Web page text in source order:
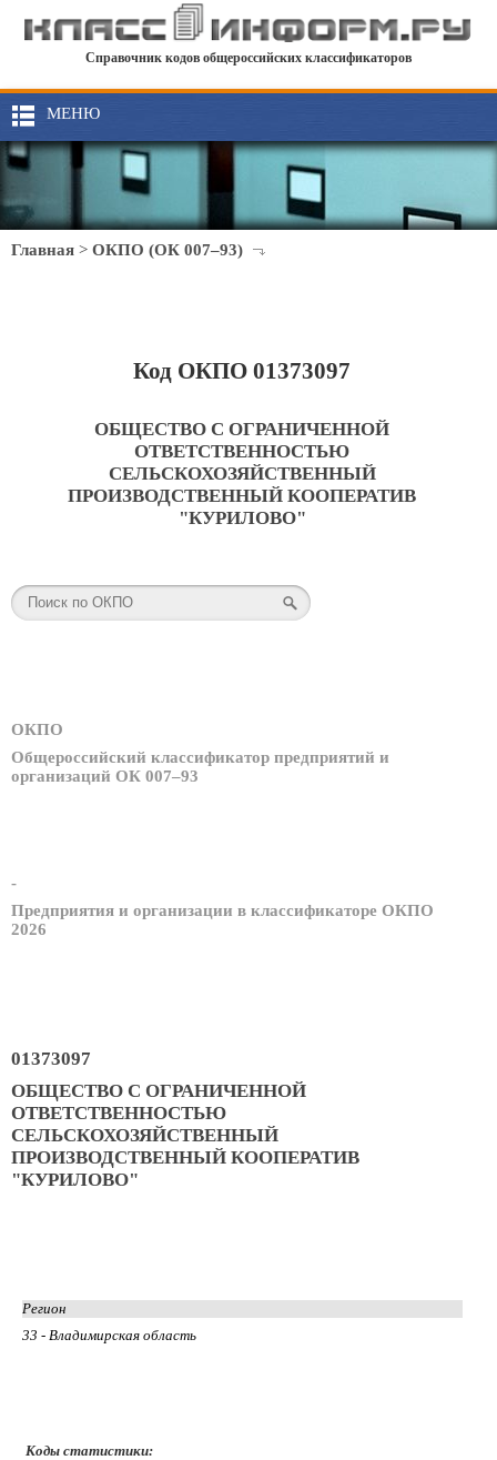
Справочник кодов общероссийских классификаторов
МЕНЮ
Главная > ОКПО (ОК 007–93)
Код ОКПО 01373097
ОБЩЕСТВО С ОГРАНИЧЕННОЙ
ОТВЕТСТВЕННОСТЬЮ
СЕЛЬСКОХОЗЯЙСТВЕННЫЙ
ПРОИЗВОДСТВЕННЫЙ КООПЕРАТИВ
"КУРИЛОВО"
ОКПО
Общероссийский классификатор предприятий и
организаций ОК 007–93
-
Предприятия и организации в классификаторе ОКПО
2026
01373097
ОБЩЕСТВО С ОГРАНИЧЕННОЙ
ОТВЕТСТВЕННОСТЬЮ
СЕЛЬСКОХОЗЯЙСТВЕННЫЙ
ПРОИЗВОДСТВЕННЫЙ КООПЕРАТИВ
"КУРИЛОВО"
Регион
33 - Владимирская область
Коды статистики: